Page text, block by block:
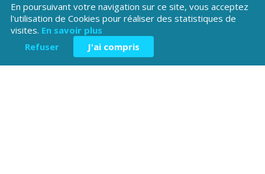
Téléchargez l'application
Patrimoine Hautes-Alpes !
En poursuivant votre navigation sur ce site, vous acceptez
l'utilisation de Cookies pour réaliser des statistiques de
visites. En savoir plus
Refuser
J'ai compris